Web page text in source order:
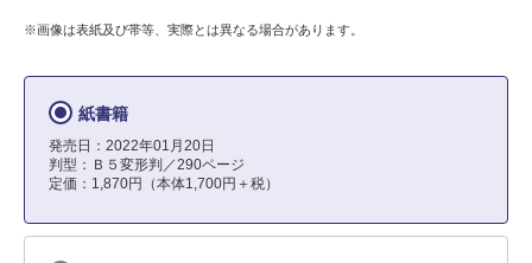
※画像は表紙及び帯等、実際とは異なる場合があります。
紙書籍
発売日：2022年01月20日
判型：Ｂ５変形判／290ページ
定価：1,870円（本体1,700円＋税）